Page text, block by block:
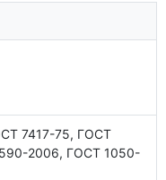
7417-75, ГОСТ
2006, ГОСТ 1050-